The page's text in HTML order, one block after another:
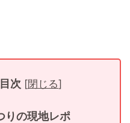
次 [閉じる]
りの現地レポ